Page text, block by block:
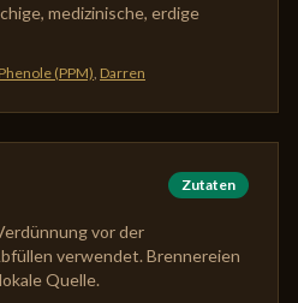
medizinische, erdige
Phenole (PPM), Darren
Zutaten
vor der
verwendet. Brennereien
Quelle.